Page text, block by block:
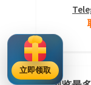
立即领取